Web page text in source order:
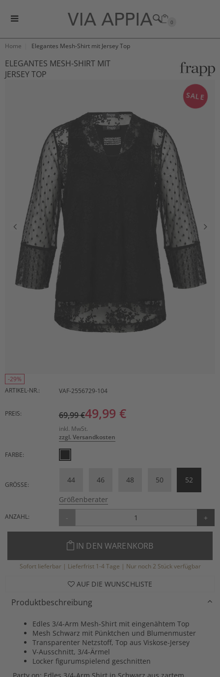
0
Home Elegantes Mesh-Shirt mit Jersey Top
ELEGANTES MESH-SHIRT MIT
JERSEY TOP
SALE
-29%
ARTIKEL-NR.:
VAF-2556729-104
PREIS: 69,99 €49,99 €
inkl. MwSt.
zzgl. Versandkosten
FARBE:
GRÖSSE:
44 46 48 50 52
Größenberater
ANZAHL: - +
IN DEN WARENKORB
Sofort lieferbar | Lieferfrist 1-4 Tage | Nur noch 2 Stück verfügbar
AUF DIE WUNSCHLISTE
Produktbeschreibung
Edles 3/4-Arm Mesh-Shirt mit eingenähtem Top
Mesh Schwarz mit Pünktchen und Blumenmuster
Transparenter Netzstoff, Top aus Viskose-Jersey
V-Ausschnitt, 3/4-Ärmel
Locker figurumspielend geschnitten